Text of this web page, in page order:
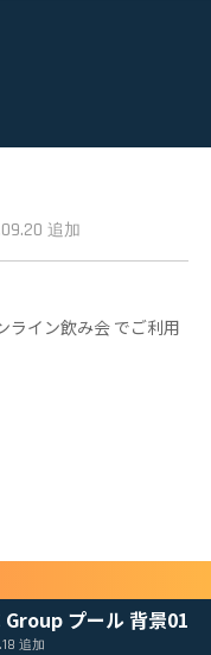
追加
ライン飲み会 でご利用
Group プール 背景01
追加